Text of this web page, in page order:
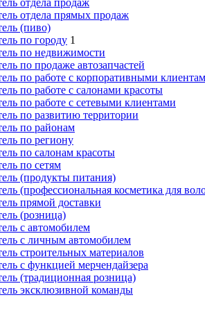
отдела прямых продаж
(пиво)
по городу 1
по недвижимости
по продаже автозапчастей
по работе с корпоративными
по работе с салонами красоты
по работе с сетевыми клиентами
по развитию территории
по районам
по региону
по салонам красоты
по сетям
(продукты питания)
(профессиональная косметика для
прямой доставки
(розница)
с автомобилем
с личным автомобилем
строительных материалов
с функцией мерчендайзера
(традиционная розница)
эксклюзивной команды